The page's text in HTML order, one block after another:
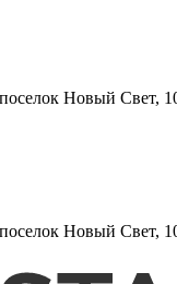
Новый Свет,
Новый Свет,